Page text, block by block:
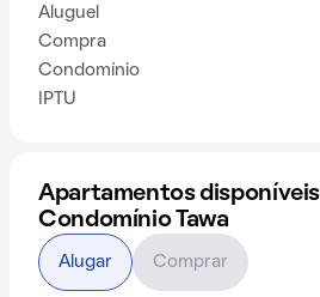
Aluguel
Compra
Condomínio
IPTU
Apartamentos
Condomínio Tawa
Alugar Comprar